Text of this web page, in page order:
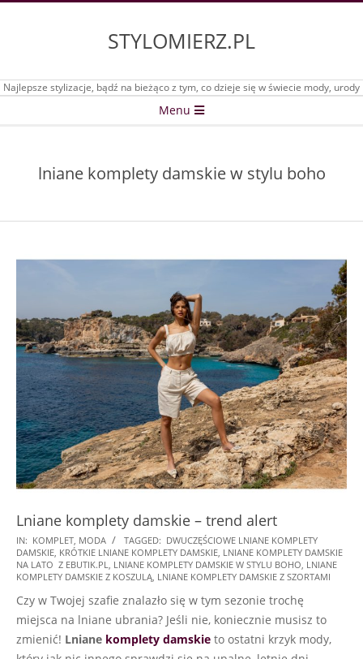
STYLOMIERZ.PL
Najlepsze stylizacje, bądź na bieżąco z tym, co dzieje się w świecie mody, urody
Menu
lniane komplety damskie w stylu boho
Lniane komplety damskie – trend alert
2022-
06-
28
IN: KOMPLET MODA TAGGED: DWUCZĘŚCIOWE LNIANE KOMPLETY
DAMSKIE KRÓTKIE LNIANE KOMPLETY DAMSKIE LNIANE KOMPLETY DAMSKIE
NA LATO Z EBUTIK.PL
LNIANE KOMPLETY DAMSKIE W STYLU BOHO LNIANE
KOMPLETY DAMSKIE Z KOSZULĄ LNIANE KOMPLETY DAMSKIE Z SZORTAMI
Czy w Twojej szafie znalazło się w tym sezonie trochę
miejsca na lniane ubrania? Jeśli nie, koniecznie musisz to
zmienić! Lniane komplety damskie to ostatni krzyk mody,